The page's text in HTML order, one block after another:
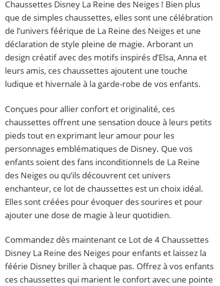
Chaussettes Disney La Reine des Neiges ! Bien plus
que de simples chaussettes, elles sont une célébration
de l’univers féérique de La Reine des Neiges et une
déclaration de style pleine de magie. Arborant un
design créatif avec des motifs inspirés d’Elsa, Anna et
leurs amis, ces chaussettes ajoutent une touche
ludique et hivernale à la garde-robe de vos enfants.
Conçues pour allier confort et originalité, ces
chaussettes offrent une sensation douce à leurs petits
pieds tout en exprimant leur amour pour les
personnages emblématiques de Disney. Que vos
enfants soient des fans inconditionnels de La Reine
des Neiges ou qu’ils découvrent cet univers
enchanteur, ce lot de chaussettes est un choix idéal.
Elles sont créées pour évoquer des sourires et pour
ajouter une dose de magie à leur quotidien.
Commandez dès maintenant ce Lot de 4 Chaussettes
Disney La Reine des Neiges pour enfants et laissez la
féérie Disney briller à chaque pas. Offrez à vos enfants
ces chaussettes qui marient le confort avec une pointe